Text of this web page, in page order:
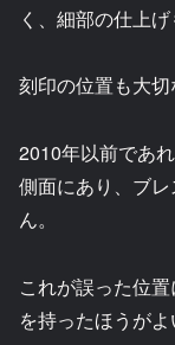
く、細部の仕上
刻印の位置も大切
2010年以前であ
側面にあり、ブ
ん。
これが誤った位
を持ったほうがよ